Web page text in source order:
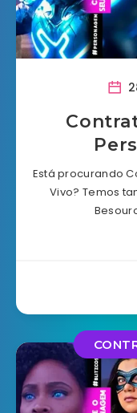
Está procurando
Vivo? Temos